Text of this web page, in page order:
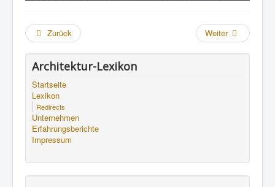
Zurück Weiter
Architektur-Lexikon
Startseite
Lexikon
Redirects
Unternehmen
Erfahrungsberichte
Impressum